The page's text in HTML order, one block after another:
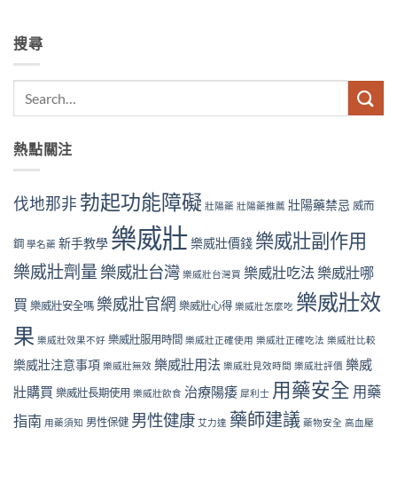
搜尋
熱點關注
伐地那非 勃起功能障礙 壯陽藥 壯陽藥推薦 壯陽藥禁忌 威而
鋼 學名藥 新手教學 樂威壯樂威壯價錢 樂威壯副作用
樂威壯劑量 樂威壯台灣 樂威壯台灣買 樂威壯吃法樂威壯哪
買 樂威壯安全嗎 樂威壯官網 樂威壯心得 樂威壯怎麼吃 樂威壯效
果 樂威壯效果不好 樂威壯服用時間 樂威壯正確使用 樂威壯正確吃法 樂威壯比較
樂威壯注意事項 樂威壯無效 樂威壯用法 樂威壯見效時間 樂威壯評價 樂威
壯購買 樂威壯長期使用 樂威壯飲食 治療陽痿 犀利士 用藥安全 用藥
指南 用藥須知 男性保健 男性健康 艾力達 藥師建議 藥物安全 高血壓